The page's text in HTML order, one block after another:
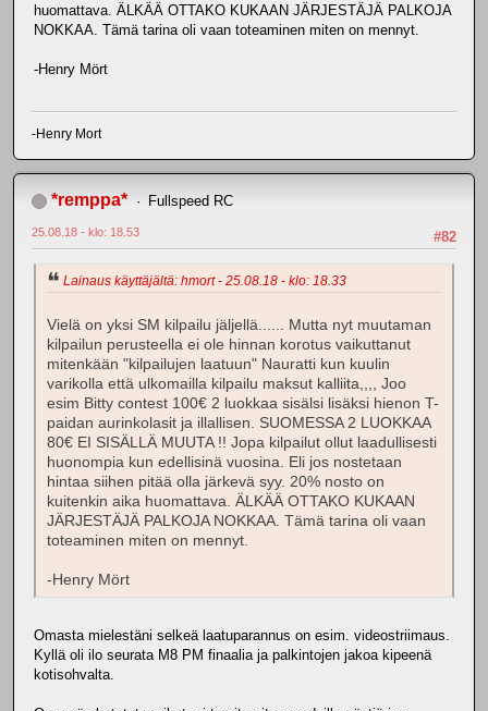
huomattava. ÄLKÄÄ OTTAKO KUKAAN JÄRJESTÄJÄ PALKOJA
NOKKAA. Tämä tarina oli vaan toteaminen miten on mennyt.
-Henry Mört
-Henry Mort
*remppa* Fullspeed RC
#82
25.08.18 - klo: 18.53
Lainaus käyttäjältä: hmort - 25.08.18 - klo: 18.33
Vielä on yksi SM kilpailu jäljellä...... Mutta nyt muutaman
kilpailun perusteella ei ole hinnan korotus vaikuttanut
mitenkään "kilpailujen laatuun" Nauratti kun kuulin
varikolla että ulkomailla kilpailu maksut kalliita,,,, Joo
esim Bitty contest 100€ 2 luokkaa sisälsi lisäksi hienon T-
paidan aurinkolasit ja illallisen. SUOMESSA 2 LUOKKAA
80€ EI SISÄLLÄ MUUTA !! Jopa kilpailut ollut laadullisesti
huonompia kun edellisinä vuosina. Eli jos nostetaan
hintaa siihen pitää olla järkevä syy. 20% nosto on
kuitenkin aika huomattava. ÄLKÄÄ OTTAKO KUKAAN
JÄRJESTÄJÄ PALKOJA NOKKAA. Tämä tarina oli vaan
toteaminen miten on mennyt.
-Henry Mört
Omasta mielestäni selkeä laatuparannus on esim. videostriimaus.
Kyllä oli ilo seurata M8 PM finaalia ja palkintojen jakoa kipeenä
kotisohvalta.